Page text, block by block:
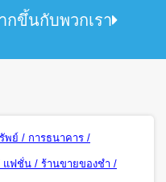
กขึ้นกับพวกเรา
พย์ / การธนาคาร /
แฟชั่น / ร้านขายของชำ /